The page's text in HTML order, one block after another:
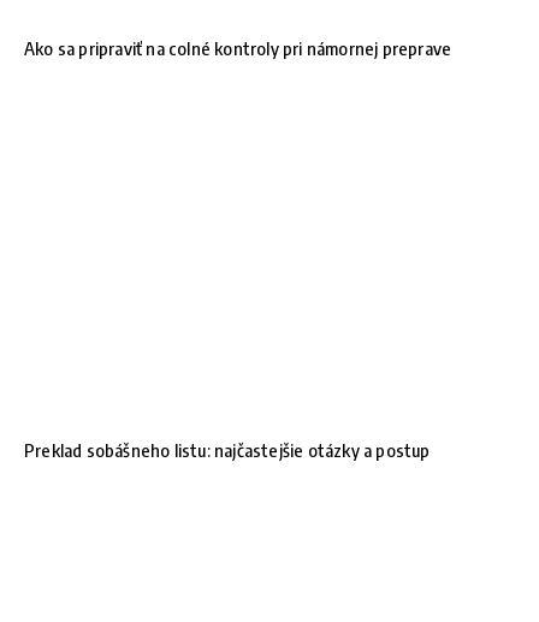
Ako sa pripraviť na colné kontroly pri námornej preprave
Preklad sobášneho listu: najčastejšie otázky a postup